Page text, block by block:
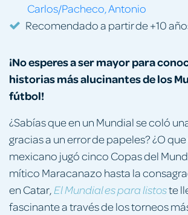
¡No esperes a ser mayor para
historias más alucinantes de los
fútbol!
¿Sabías que en un Mundial se coló
gracias a un error de papeles? ¿O
mexicano jugó cinco Copas del
mítico Maracanazo hasta la
en Catar,El Mundial es para listoste
fascinante a través de los torneos
Carlos/Pacheco, Antonio
Recomendado a partir de +10